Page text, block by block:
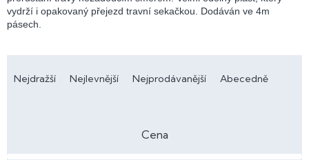
vydrží i opakovaný přejezd travní sekačkou. Dodáván ve 4m
pásech.
a
í
Nejdražší Nejlevnější Nejprodávanější Abecedně
Cena